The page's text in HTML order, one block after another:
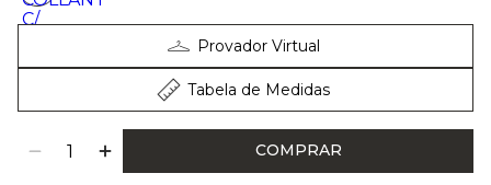
Provador Virtual
Tabela de Medidas
COMPRAR